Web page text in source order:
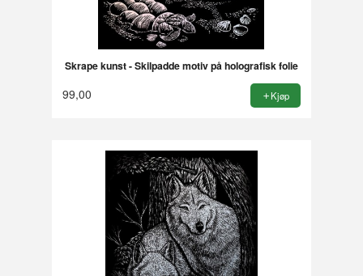
Skrape kunst - Skilpadde motiv på holografisk folie
99,00 Kjøp